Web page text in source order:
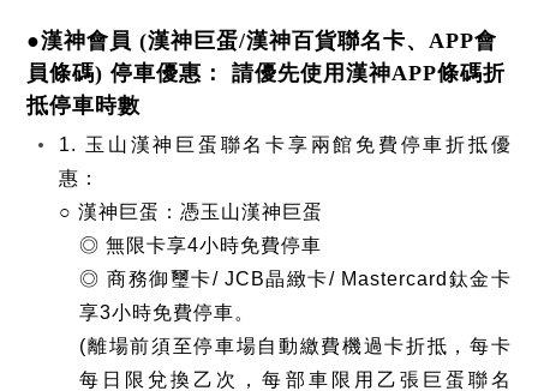
●漢神會員 (漢神巨蛋/漢神百貨聯名卡、APP會
員條碼) 停車優惠： 請優先使用漢神APP條碼折
抵停車時數
1. 玉山漢神巨蛋聯名卡享兩館免費停車折抵優
惠：
○ 漢神巨蛋：憑玉山漢神巨蛋
◎ 無限卡享4小時免費停車
◎ 商務御璽卡/ JCB晶緻卡/ Mastercard鈦金卡
享3小時免費停車。
(離場前須至停車場自動繳費機過卡折抵，每卡
每日限兌換乙次，每部車限用乙張巨蛋聯名